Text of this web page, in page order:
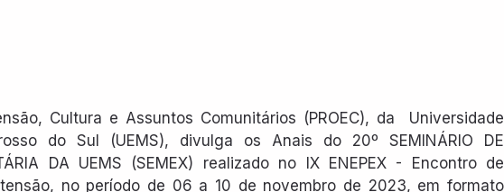
Cultura e Assuntos Comunitários (PROEC), da  Universidade
do Sul (UEMS), divulga os Anais do 20º SEMINÁRIO DE
DA UEMS (SEMEX) realizado no IX ENEPEX - Encontro de